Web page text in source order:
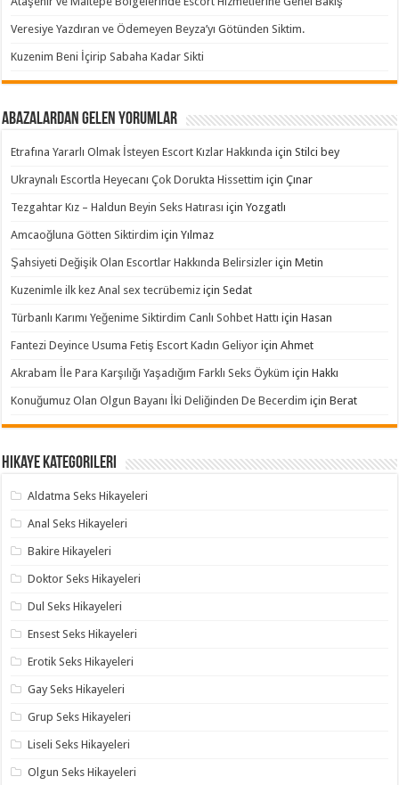
Veresiye Yazdıran ve Ödemeyen Beyza’yı Götünden Siktim.
Kuzenim Beni İçirip Sabaha Kadar Sikti
Abazalardan Gelen Yorumlar
Etrafına Yararlı Olmak İsteyen Escort Kızlar Hakkında içinStilci bey
Ukraynalı Escortla Heyecanı Çok Dorukta Hissettim içinÇınar
Tezgahtar Kız – Haldun Beyin Seks Hatırası içinYozgatlı
Amcaoğluna Götten Siktirdim içinYılmaz
Şahsiyeti Değişik Olan Escortlar Hakkında Belirsizler içinMetin
Kuzenimle ilk kez Anal sex tecrübemiz içinSedat
Türbanlı Karımı Yeğenime Siktirdim Canlı Sohbet Hattı içinHasan
Fantezi Deyince Usuma Fetiş Escort Kadın Geliyor içinAhmet
Akrabam İle Para Karşılığı Yaşadığım Farklı Seks Öyküm içinHakkı
Konuğumuz Olan Olgun Bayanı İki Deliğinden De Becerdim içinBerat
Hikaye Kategorileri
Aldatma Seks Hikayeleri
Anal Seks Hikayeleri
Bakire Hikayeleri
Doktor Seks Hikayeleri
Dul Seks Hikayeleri
Ensest Seks Hikayeleri
Erotik Seks Hikayeleri
Gay Seks Hikayeleri
Grup Seks Hikayeleri
Liseli Seks Hikayeleri
Olgun Seks Hikayeleri